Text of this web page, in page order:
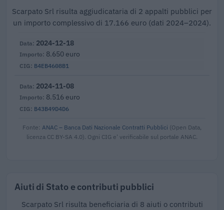
Scarpato Srl risulta aggiudicataria di 2 appalti pubblici per
un importo complessivo di 17.166 euro (dati 2024–2024).
B4EB4608B1
2024-12-18
8.650 euro
B43B49D4D6
2024-11-08
8.516 euro
Fonte: ANAC – Banca Dati Nazionale Contratti Pubblici (Open Data,
licenza CC BY-SA 4.0). Ogni CIG e' verificabile sul portale ANAC.
Aiuti di Stato e contributi pubblici
Scarpato Srl risulta beneficiaria di 8 aiuti o contributi